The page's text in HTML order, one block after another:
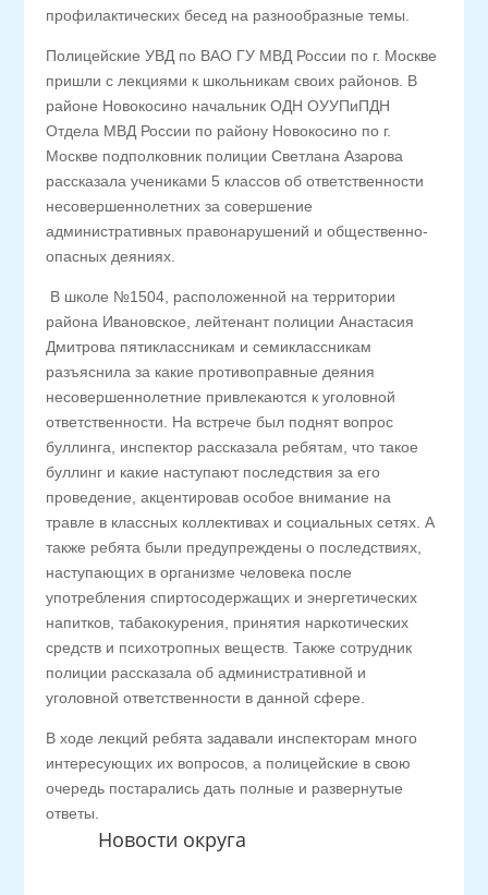
Новости округа
профилактических бесед на разнообразные темы.
Полицейские УВД по ВАО ГУ МВД России по г. Москве
пришли с лекциями к школьникам своих районов. В
районе Новокосино начальник ОДН ОУУПиПДН
Отдела МВД России по району Новокосино по г.
Москве подполковник полиции Светлана Азарова
рассказала учениками 5 классов об ответственности
несовершеннолетних за совершение
административных правонарушений и общественно-
опасных деяниях.
В школе №1504, расположенной на территории
района Ивановское, лейтенант полиции Анастасия
Дмитрова пятиклассникам и семиклассникам
разъяснила за какие противоправные деяния
несовершеннолетние привлекаются к уголовной
ответственности. На встрече был поднят вопрос
буллинга, инспектор рассказала ребятам, что такое
буллинг и какие наступают последствия за его
проведение, акцентировав особое внимание на
травле в классных коллективах и социальных сетях. А
также ребята были предупреждены о последствиях,
наступающих в организме человека после
употребления спиртосодержащих и энергетических
напитков, табакокурения, принятия наркотических
средств и психотропных веществ. Также сотрудник
полиции рассказала об административной и
уголовной ответственности в данной сфере.
В ходе лекций ребята задавали инспекторам много
интересующих их вопросов, а полицейские в свою
очередь постарались дать полные и развернутые
ответы.